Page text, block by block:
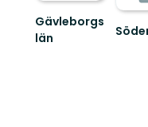
Gävleborgs
län